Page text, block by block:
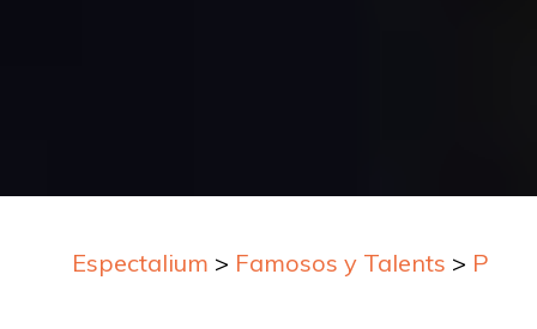
Espectalium > Famosos y Talents >